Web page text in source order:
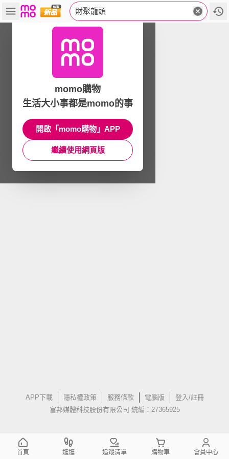
財聚龍頭
APP下載 隱私權政策 服務條款 電腦版
登入/註冊
富邦媒體科技股份有限公司 統編：27365925
momo購物
生活大小事都是momo的事
開啟「momo購物」APP
繼續使用網頁版
首頁 逛逛 追蹤清單 購物車 會員中心